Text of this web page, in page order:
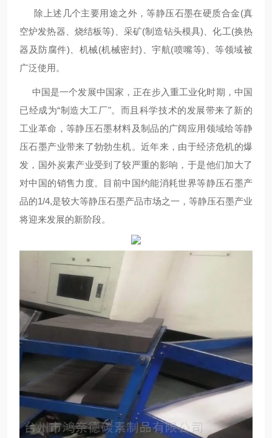
除上述几个主要用途之外，等静压石墨在硬质合金(真
空炉发热器、烧结板等)、采矿(制造钻头模具)、化工(换热
器及防腐件)、机械(机械密封)、宇航(喷嘴等)、等领域被
广泛使用。
中国是一个发展中国家，正在步入重工业化时期，中国
已经成为“制造大工厂"。而且科学技术的发展带来了新的
工业革命，等静压石墨材料及制品的广阔应用领域给等静
压石墨产业带来了勃勃生机。近年来，由于经济危机的爆
发，国外炭素产业受到了较严重的影响，于是他们加大了
对中国的销售力度。目前中国约能消耗世界等静压石墨产
品的1/4,是较大等静压石墨产品市场之一，等静压石墨产业
将迎来发展的新阶段。